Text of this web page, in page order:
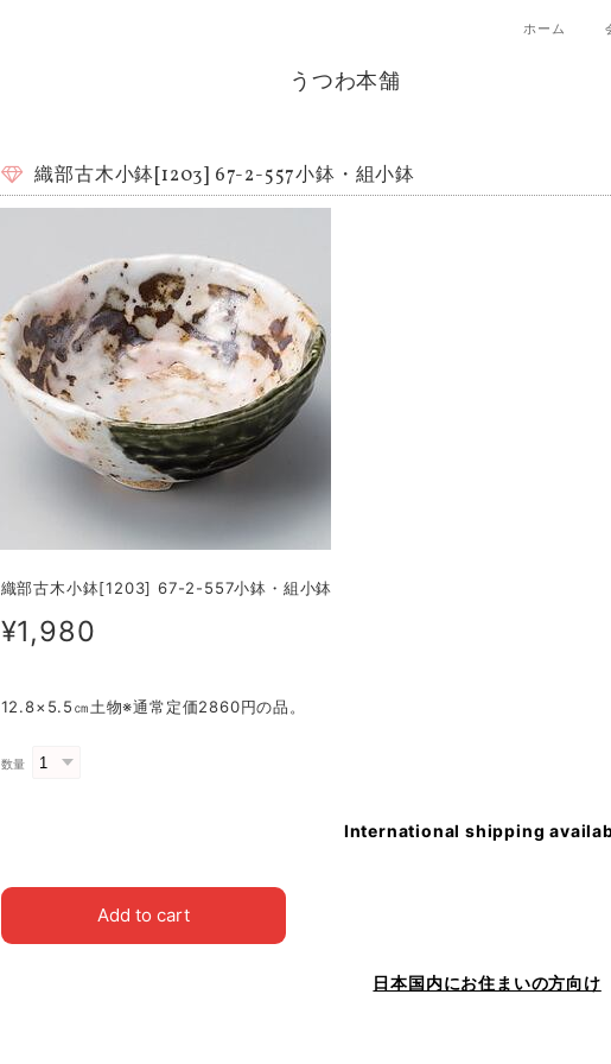
ホーム
うつわ本舗
織部古木小鉢[1203] 67-2-557小鉢・組小鉢
織部古木小鉢[1203] 67-2-557小鉢・組小鉢
¥1,980
12.8×5.5㎝土物※通常定価2860円の品。
数量
International shipping
Add to cart
日本国内にお住まいの方向け